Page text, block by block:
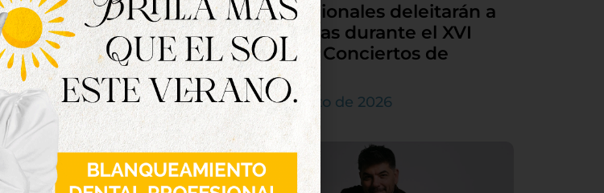
internacionales deleitarán a
Tordesillas durante el XVI
Ciclo de Conciertos de
Órgano
4 de agosto de 2026